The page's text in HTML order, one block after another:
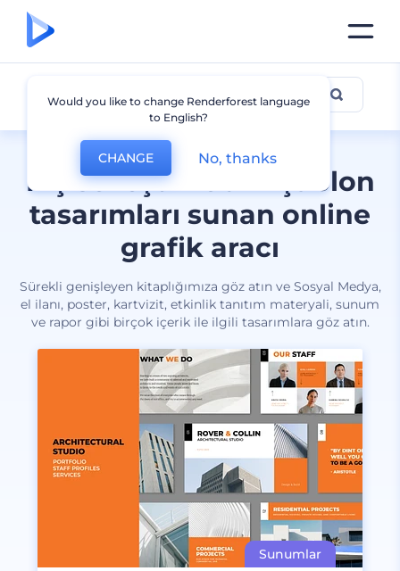
Kişiselleştirilebilir şablon
tasarımları sunan online
grafik aracı
Sürekli genişleyen kitaplığımıza göz atın ve Sosyal Medya,
el ilanı, poster, kartvizit, etkinlik tanıtım materyali, sunum
ve rapor gibi birçok içerik ile ilgili tasarımlara göz atın.
Tüm tasarımlar
Would you like to change Renderforest language
to English?
CHANGE No, thanks